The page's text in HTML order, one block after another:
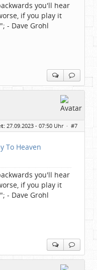
you'll hear
if you play it
- Dave Grohl
27.09.2023 - 07:50 Uhr · #7
To Heaven
you'll hear
if you play it
- Dave Grohl